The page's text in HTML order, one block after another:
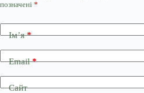
позначені *
Ім’я*
Email*
Сайт